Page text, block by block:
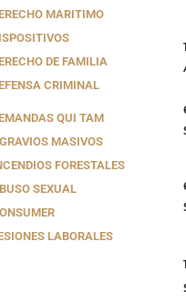
MARITIMO
DE FAMILIA
CRIMINAL
QUI TAM
MASIVOS
FORESTALES
SEXUAL
LABORALES